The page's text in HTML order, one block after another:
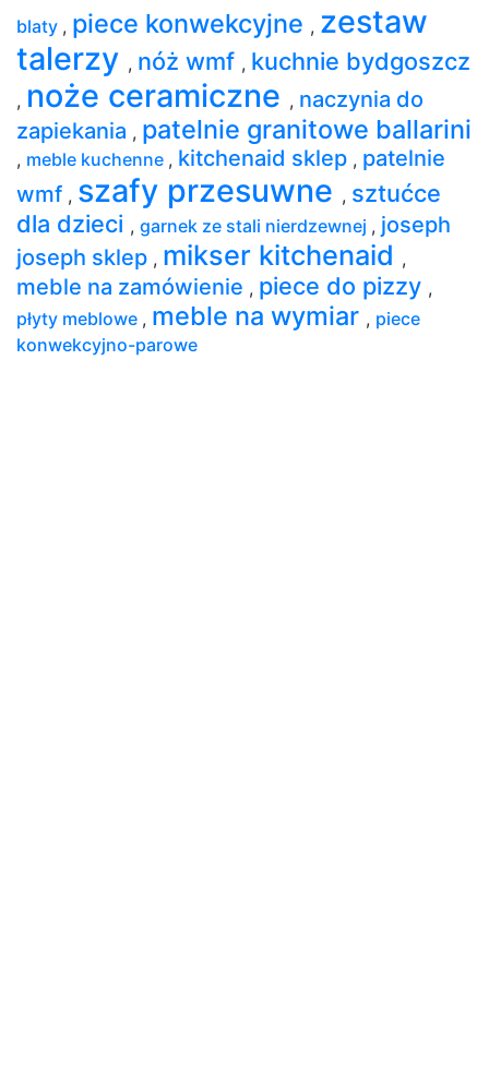
blaty , piece konwekcyjne , zestaw
talerzy , nóż wmf , kuchnie bydgoszcz
, noże ceramiczne , naczynia do
zapiekania , patelnie granitowe ballarini
, meble kuchenne , kitchenaid sklep , patelnie
wmf , szafy przesuwne , sztućce
dla dzieci , garnek ze stali nierdzewnej , joseph
joseph sklep , mikser kitchenaid ,
meble na zamówienie , piece do pizzy ,
płyty meblowe , meble na wymiar , piece
konwekcyjno-parowe